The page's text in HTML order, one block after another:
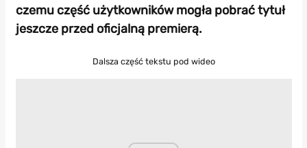
czemu część użytkowników mogła pobrać tytuł
jeszcze przed oficjalną premierą.
Dalsza część tekstu pod wideo